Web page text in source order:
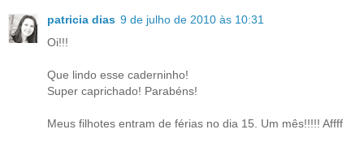
patricia dias 9 de julho de 2010 às 10:31
Oi!!!
Que lindo esse caderninho!
Super caprichado! Parabéns!
Meus filhotes entram de férias no dia 15. Um mês!!!!! Affff